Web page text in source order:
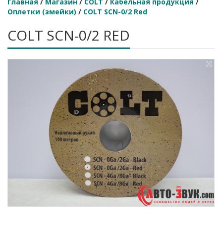
Оплетки (змейки) / COLT SCN-0/2 Red
COLT SCN-0/2 RED